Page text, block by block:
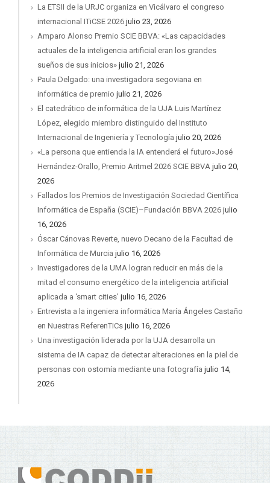
La ETSII de la URJC organiza en Vicálvaro el congreso
internacional ITiCSE 2026 julio 23, 2026
Amparo Alonso Premio SCIE BBVA: «Las capacidades
actuales de la inteligencia artificial eran los grandes
sueños de sus inicios» julio 21, 2026
Paula Delgado: una investigadora segoviana en
informática de premio julio 21, 2026
El catedrático de informática de la UJA Luis Martínez
López, elegido miembro distinguido del Instituto
Internacional de Ingeniería y Tecnología julio 20, 2026
«La persona que entienda la IA entenderá el futuro»José
Hernández-Orallo, Premio Aritmel 2026 SCIE BBVA julio 20,
2026
Fallados los Premios de Investigación Sociedad Científica
Informática de España (SCIE)–Fundación BBVA 2026 julio
16, 2026
Óscar Cánovas Reverte, nuevo Decano de la Facultad de
Informática de Murcia julio 16, 2026
Investigadores de la UMA logran reducir en más de la
mitad el consumo energético de la inteligencia artificial
aplicada a ‘smart cities’ julio 16, 2026
Entrevista a la ingeniera informática María Ángeles Castaño
en Nuestras ReferenTICs julio 16, 2026
Una investigación liderada por la UJA desarrolla un
sistema de IA capaz de detectar alteraciones en la piel de
personas con ostomía mediante una fotografía julio 14,
2026